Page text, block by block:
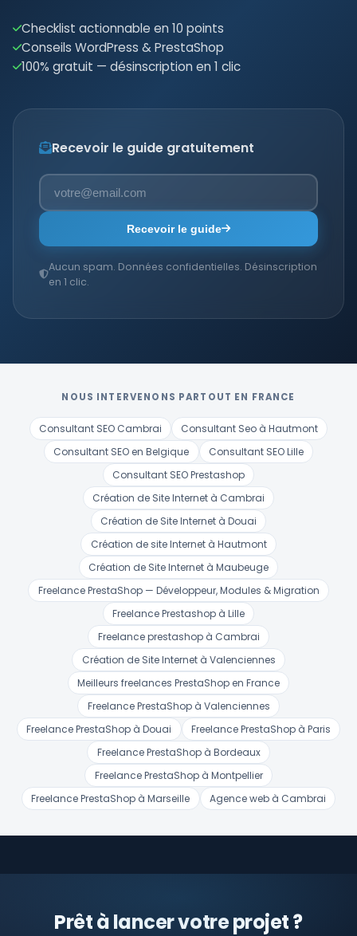
Checklist actionnable en 10 points
Conseils WordPress & PrestaShop
100% gratuit — désinscription en 1 clic
Recevoir le guide gratuitement
Recevoir le guide
Aucun spam. Données confidentielles. Désinscription
en 1 clic.
NOUS INTERVENONS PARTOUT EN FRANCE
Consultant SEO Cambrai
Consultant Seo à Hautmont
Consultant SEO en Belgique
Consultant SEO Lille
Consultant SEO Prestashop
Création de Site Internet à Cambrai
Création de Site Internet à Douai
Création de site Internet à Hautmont
Création de Site Internet à Maubeuge
Freelance PrestaShop — Développeur, Modules & Migration
Freelance Prestashop à Lille
Freelance prestashop à Cambrai
Création de Site Internet à Valenciennes
Meilleurs freelances PrestaShop en France
Freelance PrestaShop à Valenciennes
Freelance PrestaShop à Douai
Freelance PrestaShop à Paris
Freelance PrestaShop à Bordeaux
Freelance PrestaShop à Montpellier
Freelance PrestaShop à Marseille
Agence web à Cambrai
Prêt à lancer votre projet ?